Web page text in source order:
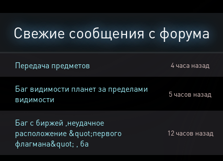
Свежие сообщения с форума
Передача предметов 4 часа назад
Баг видимости планет за пределами
видимости
5 часов назад
Баг с биржей ,неудачное
расположение &quot;первого
флагмана&quot; , ба
12 часов назад